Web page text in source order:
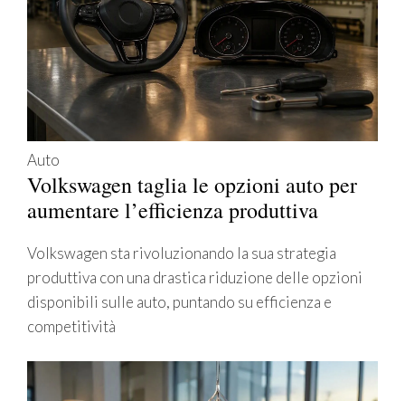
Auto
Volkswagen taglia le opzioni auto per
aumentare l’efficienza produttiva
Volkswagen sta rivoluzionando la sua strategia
produttiva con una drastica riduzione delle opzioni
disponibili sulle auto, puntando su efficienza e
competitività